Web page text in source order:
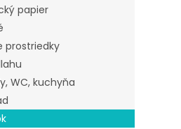
papier
prostriedky
WC, kuchyňa